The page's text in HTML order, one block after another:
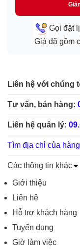
Gọi đặt
Giá đã gồm
Liên hệ với chúng
Tư vấn, bán hàng:
Liên hệ quản lý:
Tìm địa chỉ của
Các thông tin khác
Giới thiệu
Liên hệ
Hỗ trợ khách hàng
Tuyển dụng
Giờ làm việc